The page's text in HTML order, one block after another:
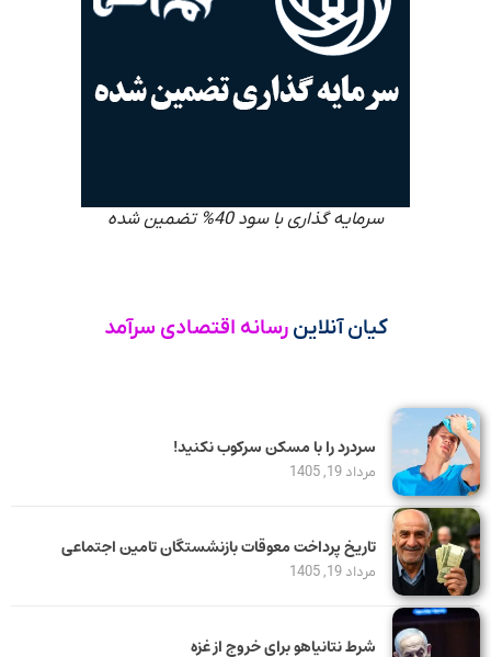
سرمایه گذاری با سود 40% تضمین شده
کیان آنلاین رسانه اقتصادی سرآمد
سردرد را با مسکن سرکوب نکنید!
مرداد 19, 1405
تاریخ پرداخت معوقات بازنشستگان تامین اجتماعی
مرداد 19, 1405
شرط نتانیاهو برای خروج از غزه